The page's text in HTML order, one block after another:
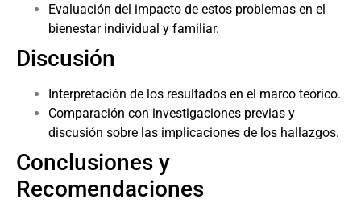
Evaluación del impacto de estos problemas en el
bienestar individual y familiar.
Discusión
Interpretación de los resultados en el marco teórico.
Comparación con investigaciones previas y
discusión sobre las implicaciones de los hallazgos.
Conclusiones y
Recomendaciones